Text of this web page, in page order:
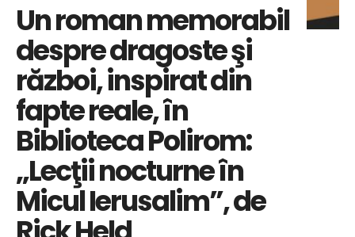
Un roman memorabil
despre dragoste şi
război, inspirat din
fapte reale, în
Biblioteca Polirom:
„Lecţii nocturne în
Micul Ierusalim”, de